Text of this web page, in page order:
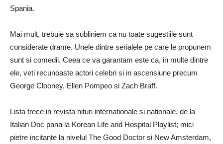
Spania.
Mai mult, trebuie sa subliniem ca nu toate sugestiile sunt
considerate drame. Unele dintre serialele pe care le propunem
sunt si comedii. Ceea ce va garantam este ca, in multe dintre
ele, veti recunoaste actori celebri si in ascensiune precum
George Clooney, Ellen Pompeo si Zach Braff.
Lista trece in revista hituri internationale si nationale, de la
Italian Doc pana la Korean Life and Hospital Playlist; mici
pietre incitante la nivelul The Good Doctor si New Amsterdam,